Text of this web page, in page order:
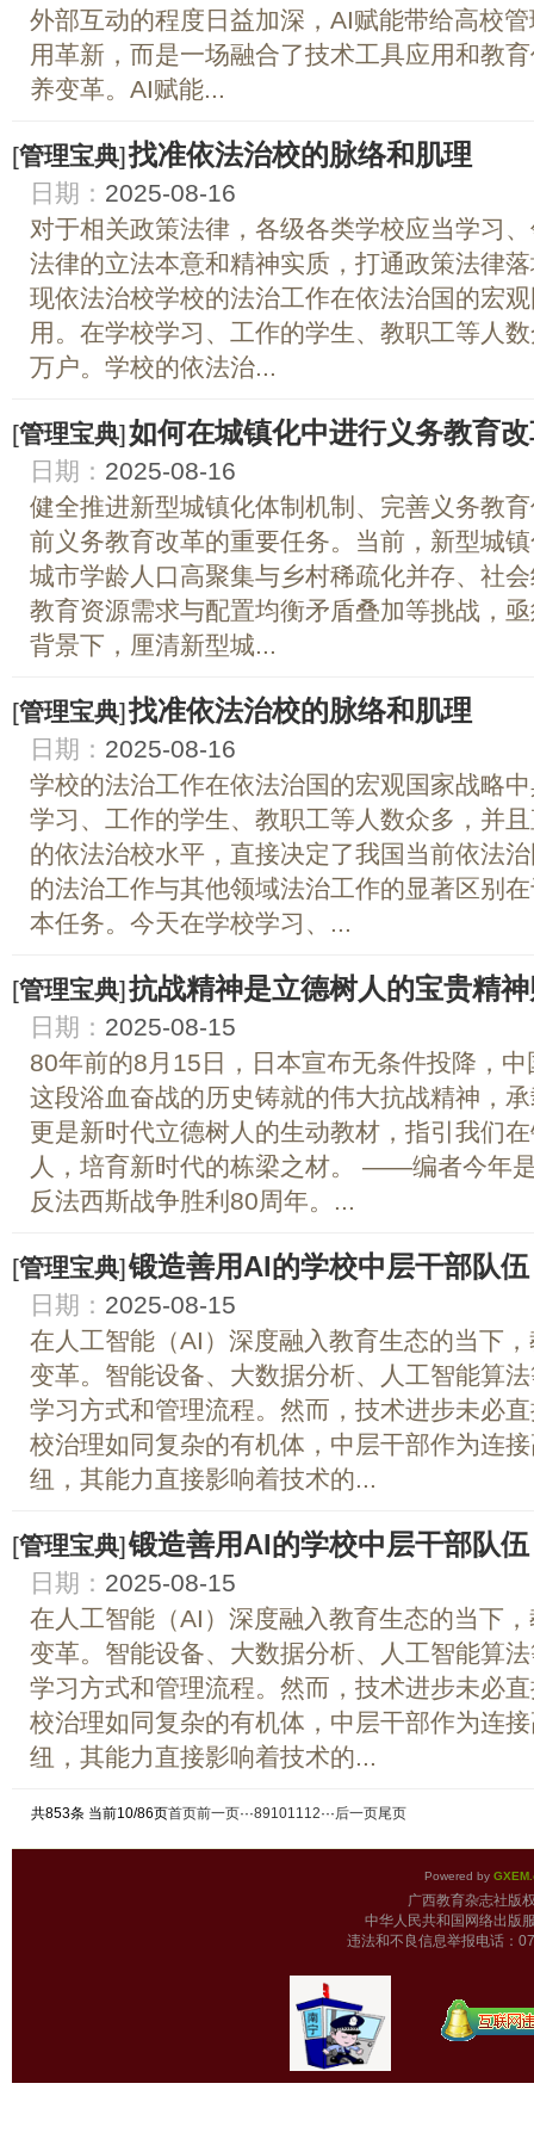
外部互动的程度日益加深，AI赋能带给高校
用革新，而是一场融合了技术工具应用和教
养变革。AI赋能...
[管理宝典]找准依法治校的脉络和肌理
日期： 2025-08-16
对于相关政策法律，各级各类学校应当学习
法律的立法本意和精神实质，打通政策法律
现依法治校学校的法治工作在依法治国的宏
用。在学校学习、工作的学生、教职工等人
万户。学校的依法治...
[管理宝典]如何在城镇化中进行义务教育
日期： 2025-08-16
健全推进新型城镇化体制机制、完善义务教
前义务教育改革的重要任务。当前，新型城
城市学龄人口高聚集与乡村稀疏化并存、社
教育资源需求与配置均衡矛盾叠加等挑战，
背景下，厘清新型城...
[管理宝典]找准依法治校的脉络和肌理
日期： 2025-08-16
学校的法治工作在依法治国的宏观国家战略
学习、工作的学生、教职工等人数众多，并
的依法治校水平，直接决定了我国当前依法
的法治工作与其他领域法治工作的显著区别
本任务。今天在学校学习、...
[管理宝典]抗战精神是立德树人的宝贵精
日期： 2025-08-15
80年前的8月15日，日本宣布无条件投降，
这段浴血奋战的历史铸就的伟大抗战精神，
更是新时代立德树人的生动教材，指引我们
人，培育新时代的栋梁之材。 ——编者今年
反法西斯战争胜利80周年。...
[管理宝典]锻造善用AI的学校中层干部队伍
日期： 2025-08-15
在人工智能（AI）深度融入教育生态的当下
变革。智能设备、大数据分析、人工智能算
学习方式和管理流程。然而，技术进步未必
校治理如同复杂的有机体，中层干部作为连
纽，其能力直接影响着技术的...
[管理宝典]锻造善用AI的学校中层干部队伍
日期： 2025-08-15
在人工智能（AI）深度融入教育生态的当下
变革。智能设备、大数据分析、人工智能算
学习方式和管理流程。然而，技术进步未必
校治理如同复杂的有机体，中层干部作为连
纽，其能力直接影响着技术的...
共853条 当前10/86页首页前一页···89101112···后一页尾页
Powered by
广西教育杂志
中华人民共和国网络出版
违法和不良信息举报电话：